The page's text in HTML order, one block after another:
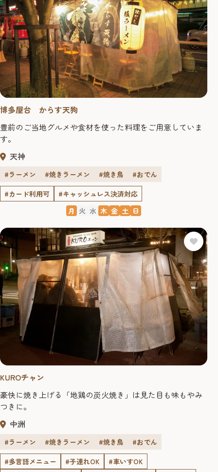
博多屋台 からす天狗
豊前のご当地グルメや食材を使った料理をご用意していま
す。
天神
#ラーメン #焼きラーメン #焼き鳥
#おでん
#カード利用可
#キャッシュレス決済対応
月 火 水 木 金 土 日
KUROチャン
豪快に焼き上げる「地鶏の炭火焼き」は見た目も味もやみ
つきに。
中洲
#ラーメン #焼きラーメン #焼き鳥
#おでん
#多言語メニュー
#子連れOK
#車いすOK